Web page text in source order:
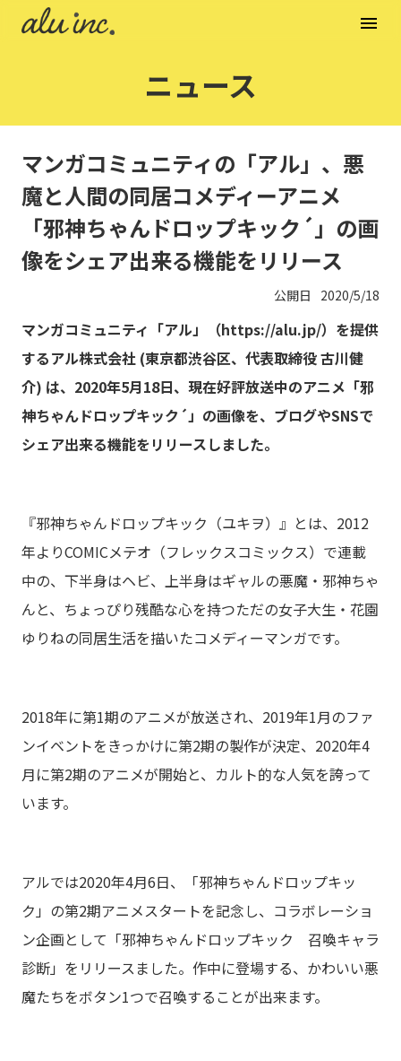
ニュース
マンガコミュニティの「アル」、悪
魔と人間の同居コメディーアニメ
「邪神ちゃんドロップキック´」の画
像をシェア出来る機能をリリース
公開日 2020/5/18
マンガコミュニティ「アル」（https://alu.jp/）を提供
するアル株式会社 (東京都渋谷区、代表取締役 古川健
介) は、2020年5月18日、現在好評放送中のアニメ「邪
神ちゃんドロップキック´」の画像を、ブログやSNSで
シェア出来る機能をリリースしました。
『邪神ちゃんドロップキック（ユキヲ）』とは、2012
年よりCOMICメテオ（フレックスコミックス）で連載
中の、下半身はヘビ、上半身はギャルの悪魔・邪神ちゃ
んと、ちょっぴり残酷な心を持つただの女子大生・花園
ゆりねの同居生活を描いたコメディーマンガです。
2018年に第1期のアニメが放送され、2019年1月のファ
ンイベントをきっかけに第2期の製作が決定、2020年4
月に第2期のアニメが開始と、カルト的な人気を誇って
います。
アルでは2020年4月6日、「邪神ちゃんドロップキッ
ク」の第2期アニメスタートを記念し、コラボレーショ
ン企画として「邪神ちゃんドロップキック 召喚キャラ
診断」をリリースました。作中に登場する、かわいい悪
魔たちをボタン1つで召喚することが出来ます。
menu